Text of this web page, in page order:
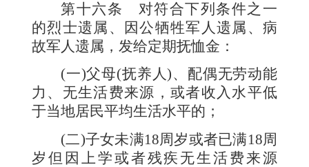
第十六条 对符合下列条件之一
的烈士遗属、因公牺牲军人遗属、病
故军人遗属，发给定期抚恤金：
(一)父母(抚养人)、配偶无劳动能
力、无生活费来源，或者收入水平低
于当地居民平均生活水平的；
(二)子女未满18周岁或者已满18周
岁但因上学或者残疾无生活费来源